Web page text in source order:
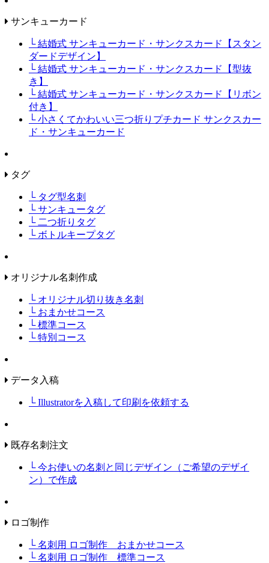
サンキューカード
└ 結婚式 サンキューカード・サンクスカード【スタン
ダードデザイン】
└ 結婚式 サンキューカード・サンクスカード【型抜
き】
└ 結婚式 サンキューカード・サンクスカード【リボン
付き】
└ 小さくてかわいい三つ折りプチカード サンクスカー
ド・サンキューカード
タグ
└ タグ型名刺
└ サンキュータグ
└ 二つ折りタグ
└ ボトルキープタグ
オリジナル名刺作成
└ オリジナル切り抜き名刺
└ おまかせコース
└ 標準コース
└ 特別コース
データ入稿
└ Illustratorを入稿して印刷を依頼する
既存名刺注文
└ 今お使いの名刺と同じデザイン（ご希望のデザイ
ン）で作成
ロゴ制作
└ 名刺用 ロゴ制作 おまかせコース
└ 名刺用 ロゴ制作 標準コース